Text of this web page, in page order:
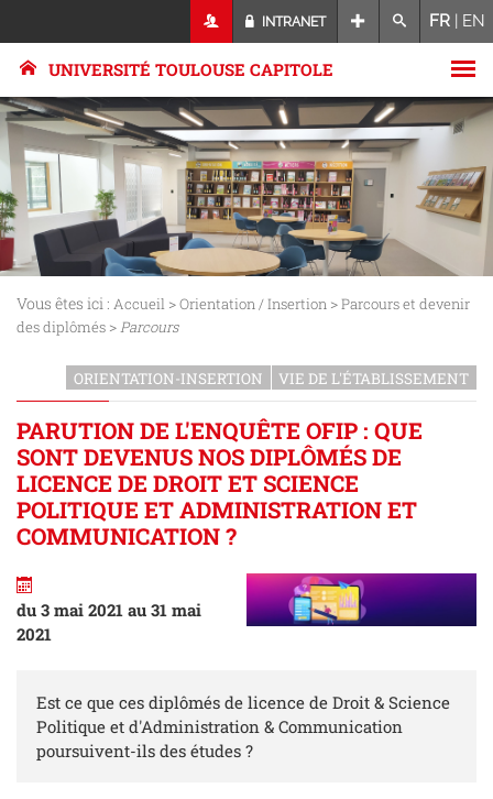
INTRANET FR | EN
UNIVERSITÉ TOULOUSE CAPITOLE
Vous êtes ici : Accueil >Orientation / Insertion >Parcours et devenir
des diplômés >Parcours
ORIENTATION-INSERTION VIE DE L'ÉTABLISSEMENT
PARUTION DE L'ENQUÊTE OFIP : QUE
SONT DEVENUS NOS DIPLÔMÉS DE
LICENCE DE DROIT ET SCIENCE
POLITIQUE ET ADMINISTRATION ET
COMMUNICATION ?
du 3 mai 2021 au 31 mai
2021
Est ce que ces diplômés de licence de Droit & Science
Politique et d'Administration & Communication
poursuivent-ils des études ?